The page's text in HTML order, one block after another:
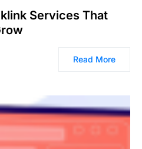
Services That
Read More